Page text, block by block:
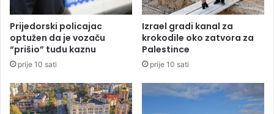
H
b
e
s
l
a
t
a
i
i
o
i
,
d
o
Prijedorski policajac
optužen da je vozaču
“prišio” tuđu kaznu
prije 10 sati
Izrael gradi kanal za
krokodile oko zatvora za
Palestince
prije 10 sati